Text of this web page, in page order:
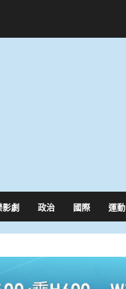
影劇 政治 國際 運動